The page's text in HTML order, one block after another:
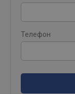
Телефон